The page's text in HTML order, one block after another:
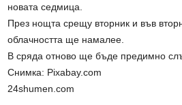
новата седмица.
През нощта срещу вторник и във
облачността ще намалее.
В сряда отново ще бъде предимно
Снимка: Pixabay.com
24shumen.com